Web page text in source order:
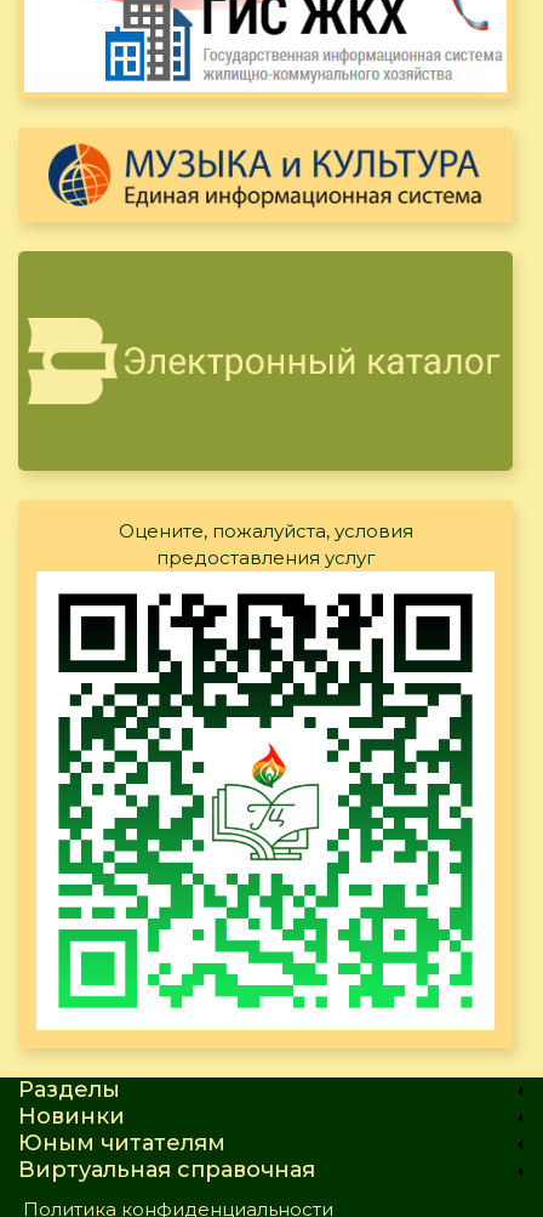
Оцените, пожалуйста, условия
предоставления услуг
Разделы
Новинки
Юным читателям
Виртуальная справочная
Политика конфиденциальности